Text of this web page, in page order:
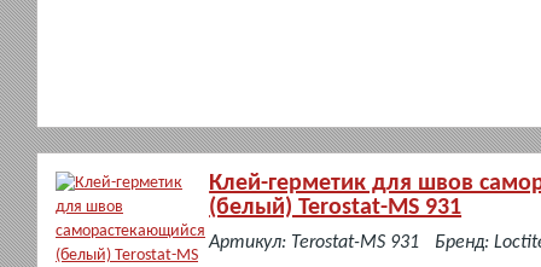
Клей-герметик для швов
(белый) Terostat-MS 931
в
Артикул: Terostat-MS 931 Бренд: